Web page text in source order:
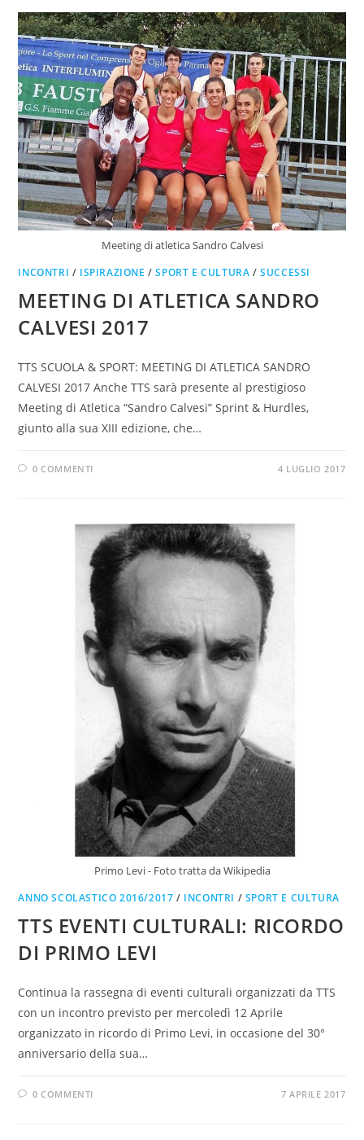
Meeting di atletica Sandro Calvesi
INCONTRI / ISPIRAZIONE /SPORT E CULTURA /SUCCESSI
MEETING DI ATLETICA SANDRO
CALVESI 2017
TTS SCUOLA & SPORT: MEETING DI ATLETICA SANDRO
CALVESI 2017 Anche TTS sarà presente al prestigioso
Meeting di Atletica “Sandro Calvesi” Sprint & Hurdles,
giunto alla sua XIII edizione, che…
0 COMMENTI 4 LUGLIO 2017
Primo Levi - Foto tratta da Wikipedia
ANNO SCOLASTICO 2016/2017 / INCONTRI / SPORT E CULTURA
TTS EVENTI CULTURALI: RICORDO
DI PRIMO LEVI
Continua la rassegna di eventi culturali organizzati da TTS
con un incontro previsto per mercoledì 12 Aprile
organizzato in ricordo di Primo Levi, in occasione del 30°
anniversario della sua…
0 COMMENTI 7 APRILE 2017